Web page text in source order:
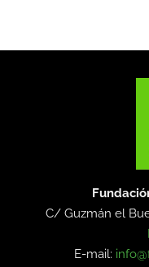
C/ Guzmán el
E-mail: